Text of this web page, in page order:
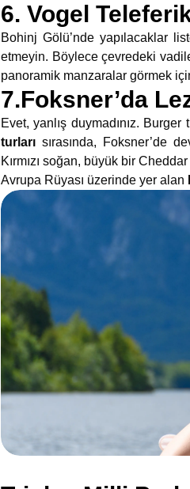
6. Vogel
Bohinj Gölü’nde yapılacaklar
etmeyin. Böylece çevredeki
panoramik manzaralar görmek
7.Foksner’da
Evet, yanlış duymadınız.
turları sırasında, Foksner’de
Kırmızı soğan, büyük bir
Avrupa Rüyası üzerinde yer alan